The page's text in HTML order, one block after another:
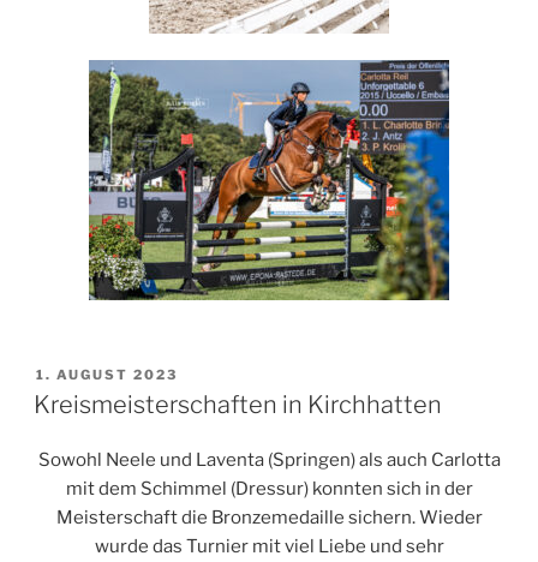
VERÖFFENTLICHT
AM
1. AUGUST 2023
Kreismeisterschaften in Kirchhatten
Sowohl Neele und Laventa (Springen) als auch Carlotta
mit dem Schimmel (Dressur) konnten sich in der
Meisterschaft die Bronzemedaille sichern. Wieder
wurde das Turnier mit viel Liebe und sehr